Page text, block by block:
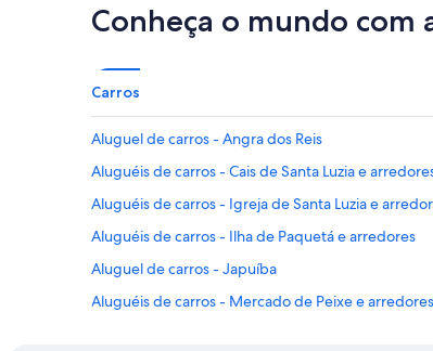
Conheça o mundo com
Carros
Aluguel de carros - Angra dos Reis
Aluguéis de carros - Cais de Santa Luzia e
Aluguéis de carros - Igreja de Santa Luzia e
Aluguéis de carros - Ilha de Paquetá e arredores
Aluguel de carros - Japuíba
Aluguéis de carros - Mercado de Peixe e arredores